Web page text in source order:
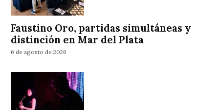
Faustino Oro, partidas simultáneas y
distinción en Mar del Plata
6 de agosto de 2026